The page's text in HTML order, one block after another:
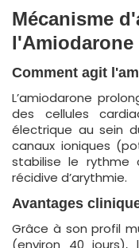
Mécanisme
l'Amiodarone
Comment agit
L’amiodarone
des cellules
électrique au sein
canaux ioniques
stabilise le rythme
récidive d’arythmie.
Avantages
Grâce à son profil
(environ 40 jours),